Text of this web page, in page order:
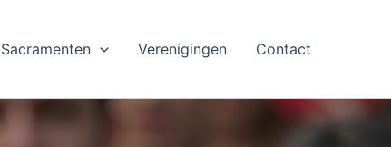
Sacramenten Verenigingen Contact